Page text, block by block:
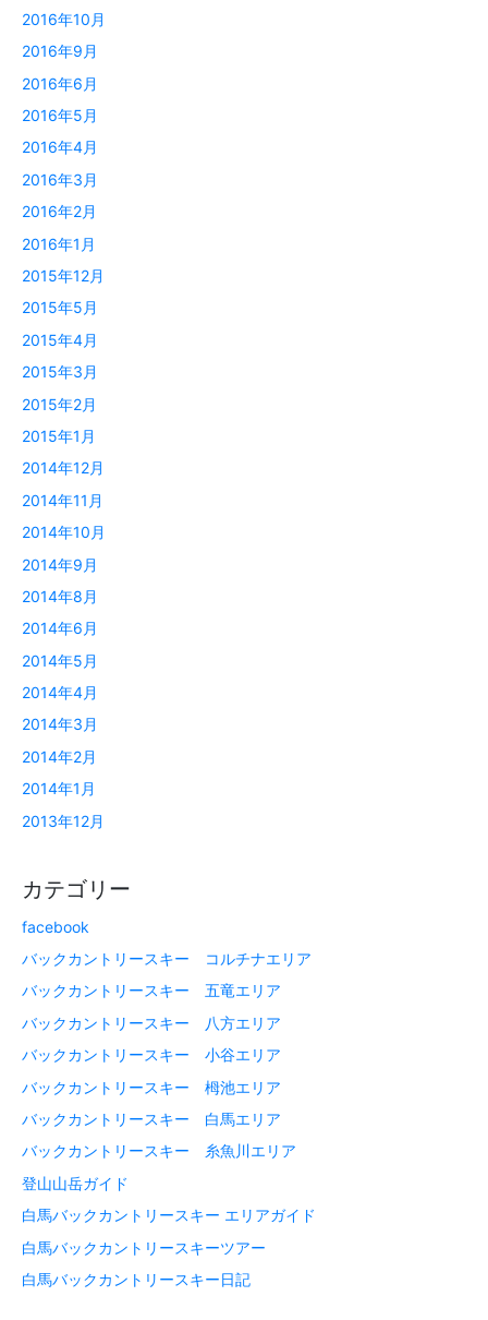
2016年10月
2016年9月
2016年6月
2016年5月
2016年4月
2016年3月
2016年2月
2016年1月
2015年12月
2015年5月
2015年4月
2015年3月
2015年2月
2015年1月
2014年12月
2014年11月
2014年10月
2014年9月
2014年8月
2014年6月
2014年5月
2014年4月
2014年3月
2014年2月
2014年1月
2013年12月
カテゴリー
facebook
バックカントリースキー コルチナエリア
バックカントリースキー 五竜エリア
バックカントリースキー 八方エリア
バックカントリースキー 小谷エリア
バックカントリースキー 栂池エリア
バックカントリースキー 白馬エリア
バックカントリースキー 糸魚川エリア
登山山岳ガイド
白馬バックカントリースキー エリアガイド
白馬バックカントリースキーツアー
白馬バックカントリースキー日記